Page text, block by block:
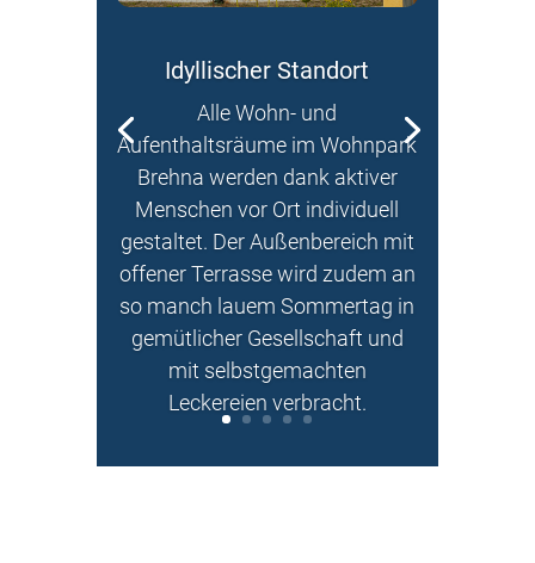
Idyllischer Standort
Alle Wohn- und
Aufenthaltsräume im Wohnpark
Brehna werden dank aktiver
Menschen vor Ort individuell
gestaltet. Der Außenbereich mit
offener Terrasse wird zudem an
so manch lauem Sommertag in
gemütlicher Gesellschaft und
mit selbstgemachten
Leckereien verbracht.